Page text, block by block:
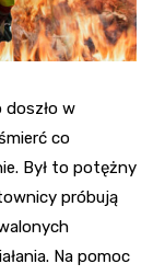
doszło w
co
Był to potężny
próbują
Na pomoc